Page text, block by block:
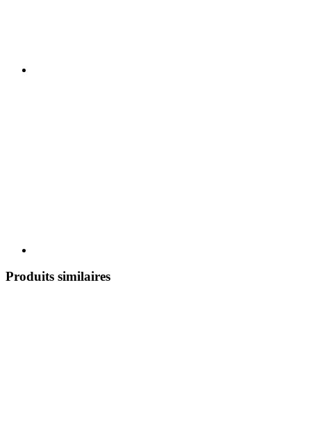
Produits similaires